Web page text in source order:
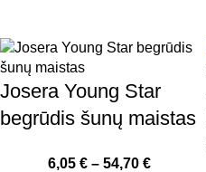
Josera Young Star
begrūdis šunų maistas
6,05 € – 54,70 €